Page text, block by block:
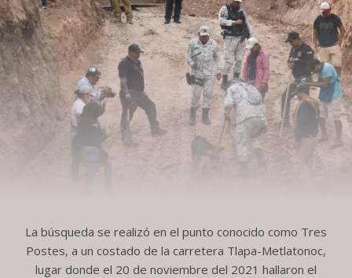
La búsqueda se realizó en el punto conocido como Tres
Postes, a un costado de la carretera Tlapa-Metlatonoc,
lugar donde el 20 de noviembre del 2021 hallaron el